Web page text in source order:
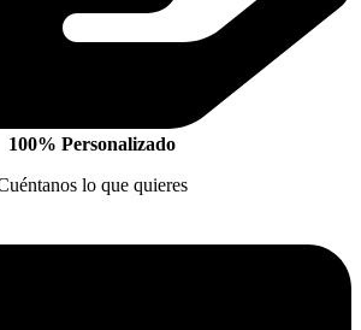
100% Personalizado
lo que quieres